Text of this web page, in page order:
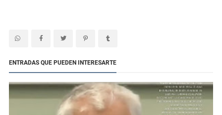
ENTRADAS QUE PUEDEN INTERESARTE